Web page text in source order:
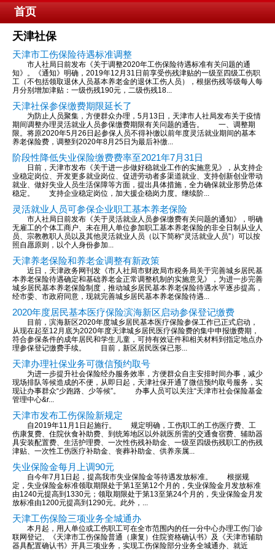
首页
天津社保
天津市工伤保险待遇标准调整
市人社局日前发布《关于调整2020年工伤保险待遇标准有关问题的通
知》。《通知》明确，2019年12月31日前享受伤残津贴的一级至四级工伤职
工（不包括领取退休人员基本养老金的退休工伤人员），根据伤残等级每人每
月分别增加津贴：一级伤残190元，二级伤残18...
天津社保参保缴费期限延长了
为防止人员聚集，方便群众办理，5月13日，天津市人社局发布关于疫情
期间调整办理灵活就业人员参保缴费期限有关问题的通告。 一、调整期
限。将原2020年5月26日起参保人员不得补缴以前年度灵活就业期间的基本
养老保险费，调整到2020年8月25日为最后补缴...
阶段性降低失业保险缴费费率至2021年7月31日
日前，天津市发布《关于进一步做好稳就业工作的实施意见》，从支持企
业稳定岗位、开发更多就业岗位、促进劳动者多渠道就业、支持创新创业带动
就业、做好失业人员生活保障等方面，提出具体措施，全力确保就业形势总体
稳定。 支持企业稳定岗位，加大援企稳岗力度。继续阶...
灵活就业人员可参保企业职工基本养老保险
市人社局日前发布《关于灵活就业人员参保缴费有关问题的通知》，明确
无雇工的个体工商户、未在用人单位参加职工基本养老保险的非全日制从业人
员、宗教教职人员以及其他灵活就业人员（以下简称“灵活就业人员”）可以按
照自愿原则，以个人身份参加...
天津养老保险和养老金调整有新政策
近日，天津政务网刊发《市人社局市财政局市税务局关于完善城乡居民基
本养老保险待遇确定和基础养老金正常调整机制的实施意见》，为进一步完善
城乡居民基本养老保险制度，推动城乡居民基本养老保险待遇水平逐步提高，
经市委、市政府同意，现就完善城乡居民基本养老保险待遇...
2020年度居民基本医疗保险滨海新区启动参保登记缴费
目前，滨海新区2020年度城乡居民基本医疗保险参保工作已正式启动，
从现在起至12月底为2020年度天津城乡居民医疗保险费的集中申报缴费期，
符合参保条件的成年居民和学生儿童，可持有效证件和相关材料到指定地点办
理参保登记缴费手续。 目前，新区居民医保已形...
天津办理社保业务可微信预约取号
为进一步提升社会保险经办服务效率，方便群众自主安排时间办事，减少
现场排队等候造成的不便，从即日起，天津社保开通了微信预约取号服务，实
现让办事群众“少跑路、少等候”。 办事人员可以关注“天津市社会保险基金
管理中心&r...
天津市发布工伤保险新规定
自2019年11月1日起施行。 规定明确，工伤职工的工伤医疗费、工
伤康复费、住院伙食补助费、到统筹地区以外就医所需的交通食宿费、辅助器
具安装配置费、生活护理费、一次性伤残补助金、一级至四级伤残职工的伤残
津贴、一次性工伤医疗补助金、丧葬补助金、供养亲属...
失业保险金每月上调90元
自今年7月1日起，提高我市失业保险金等待遇发放标准。 根据规
定，失业保险金标准领取期限处于第1至第12个月的，失业保险金月发放标准
由1240元提高到1330元；领取期限处于第13至第24个月的，失业保险金月发
放标准由1200元提高到1290元。此外，...
天津工伤保险三项业务全城通办
本月起，用人单位或工伤职工可在全市范围内的任一分中心办理工伤门诊
联网登记、《天津市工伤保险普通（康复）住院资格确认书》及《天津市辅助
器具配置确认书》开具三项业务，实现工伤保险部分业务全城通办、就近